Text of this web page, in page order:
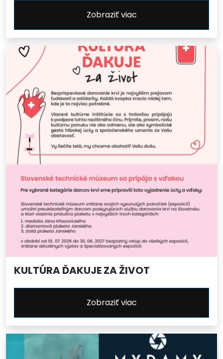
Zobraziť viac
KULTÚRA ĎAKUJE ZA ŽIVOT
Zobraziť viac